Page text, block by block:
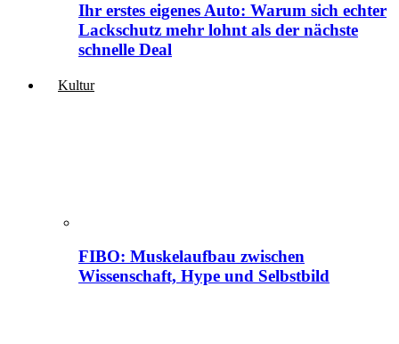
Ihr erstes eigenes Auto: Warum sich echter
Lackschutz mehr lohnt als der nächste
schnelle Deal
Kultur
FIBO: Muskelaufbau zwischen
Wissenschaft, Hype und Selbstbild